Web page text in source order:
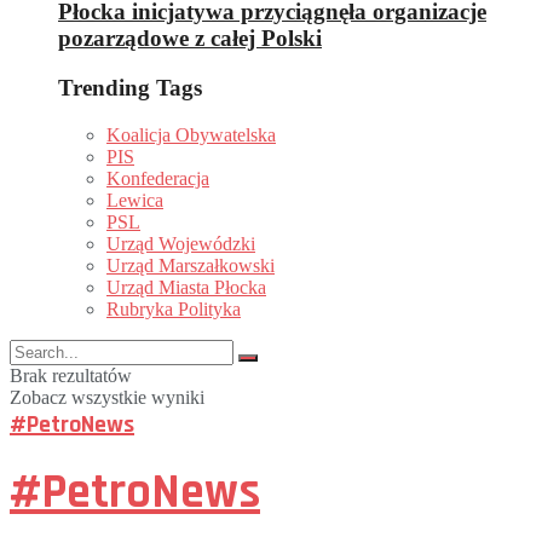
Płocka inicjatywa przyciągnęła organizacje
pozarządowe z całej Polski
Trending Tags
Koalicja Obywatelska
PIS
Konfederacja
Lewica
PSL
Urząd Wojewódzki
Urząd Marszałkowski
Urząd Miasta Płocka
Rubryka Polityka
Brak rezultatów
Zobacz wszystkie wyniki
#PetroNews
#PetroNews